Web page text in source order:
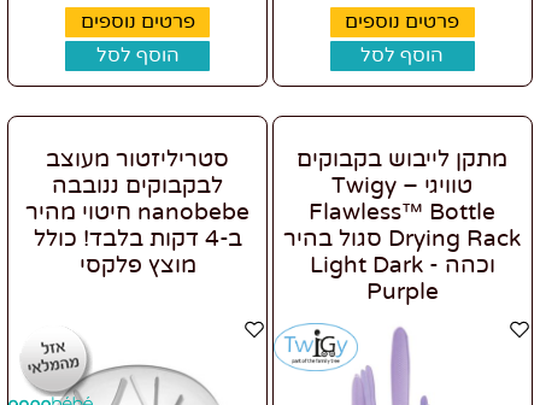
פרטים נוספים
הוסף לסל
פרטים נוספים
הוסף לסל
מתקן לייבוש בקבוקים
טוויגי – Twigy
Flawless™ Bottle
Drying Rack סגול בהיר
וכהה - Light Dark
Purple
סטריליזטור מעוצב
לבקבוקים ננובבה
nanobebe חיטוי מהיר
ב-4 דקות בלבד! כולל
מוצץ פלקסי